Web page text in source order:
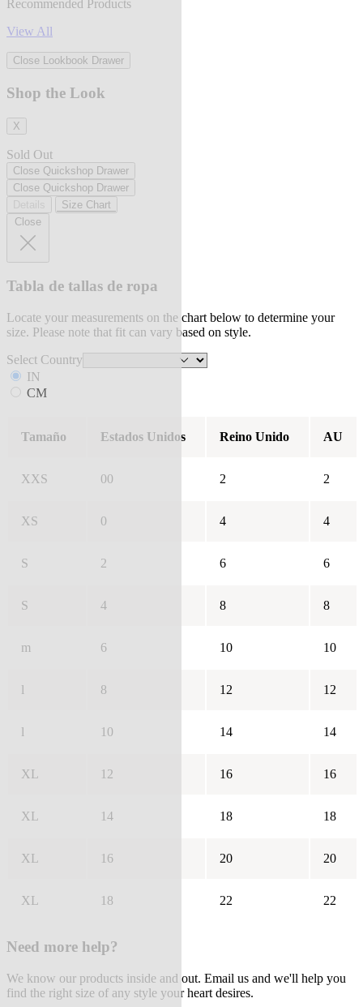
Recommended Products
View All
Close Lookbook Drawer
Shop the Look
X
Sold Out
Close Quickshop Drawer
Close Quickshop Drawer
Size Chart
Close
Tabla de tallas de ropa
Locate your measurements on the chart below to determine your
size. Please note that fit can vary based on style.
Select Country
IN
CM
Tamaño Estados Unidos Reino Unido AU
XXS 00 2 2
XS 0 4 4
S 2 6 6
S 4 8 8
m 6 10 10
l 8 12 12
l 10 14 14
XL 12 16 16
XL 14 18 18
XL 16 20 20
XL 18 22 22
Need more help?
We know our products inside and out. Email us and we'll help you
find the right size of any style your heart desires.